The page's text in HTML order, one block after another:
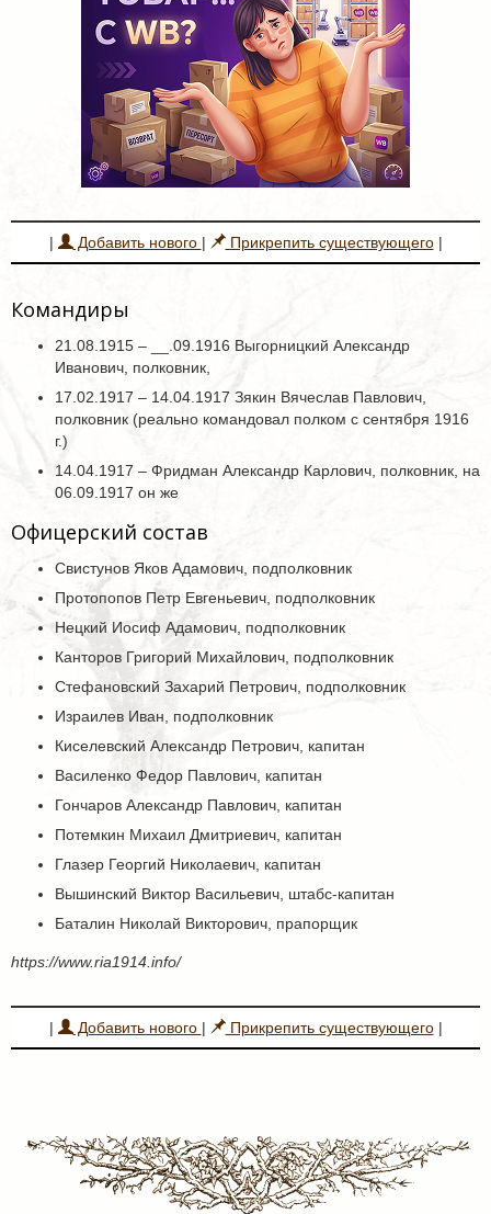
| Добавить нового | Прикрепить существующего|
Командиры
21.08.1915 – __.09.1916 Выгорницкий Александр
Иванович, полковник,
17.02.1917 – 14.04.1917 Зякин Вячеслав Павлович,
полковник (реально командовал полком с сентября 1916
г.)
14.04.1917 – Фридман Александр Карлович, полковник, на
06.09.1917 он же
Офицерский состав
Свистунов Яков Адамович, подполковник
Протопопов Петр Евгеньевич, подполковник
Нецкий Иосиф Адамович, подполковник
Канторов Григорий Михайлович, подполковник
Стефановский Захарий Петрович, подполковник
Израилев Иван, подполковник
Киселевский Александр Петрович, капитан
Василенко Федор Павлович, капитан
Гончаров Александр Павлович, капитан
Потемкин Михаил Дмитриевич, капитан
Глазер Георгий Николаевич, капитан
Вышинский Виктор Васильевич, штабс-капитан
Баталин Николай Викторович, прапорщик
https://www.ria1914.info/
| Добавить нового | Прикрепить существующего|